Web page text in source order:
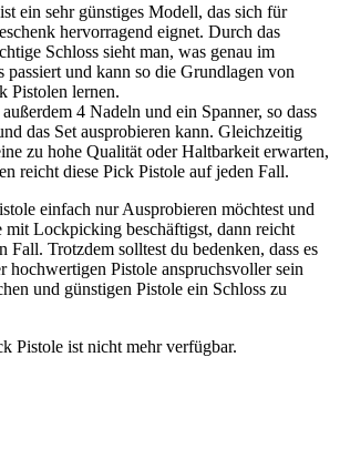
ist ein sehr günstiges Modell, das sich für
hervorragend eignet. Durch das
Schloss sieht man, was genau im
passiert und kann so die Grundlagen von
Pistolen lernen.
4 Nadeln und ein Spanner, so dass
das Set ausprobieren kann. Gleichzeitig
zu hohe Qualität oder Haltbarkeit erwarten,
reicht diese Pick Pistole auf jeden Fall.
einfach nur Ausprobieren möchtest und
mit Lockpicking beschäftigst, dann reicht
Fall. Trotzdem solltest du bedenken, dass es
hochwertigen Pistole anspruchsvoller sein
und günstigen Pistole ein Schloss zu
Pistole ist nicht mehr verfügbar.